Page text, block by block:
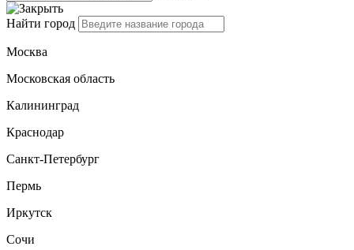
Найти город
Москва
Московская область
Калининград
Краснодар
Санкт-Петербург
Пермь
Иркутск
Сочи